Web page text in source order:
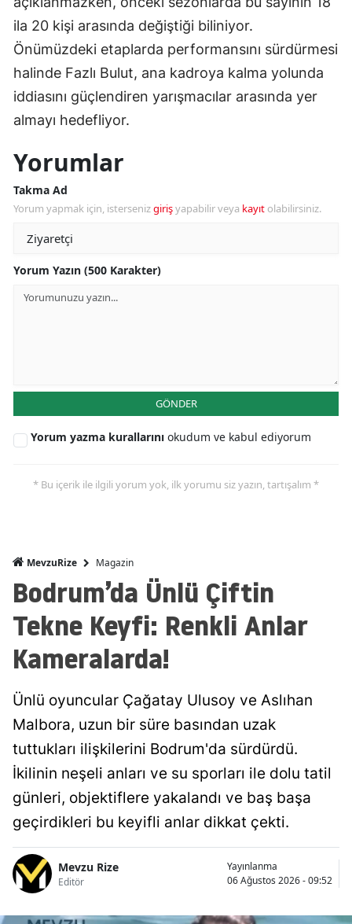
ila 20 kişi arasında değiştiği biliniyor.
Önümüzdeki etaplarda performansını sürdürmesi
halinde Fazlı Bulut, ana kadroya kalma yolunda
iddiasını güçlendiren yarışmacılar arasında yer
almayı hedefliyor.
Yorumlar
Takma Ad
Yorum yapmak için, istersenizgirişyapabilir veya kayıt olabilirsiniz.
Yorum Yazın (500 Karakter)
GÖNDER
Yorum yazma kurallarını okudum ve kabul ediyorum
* Bu içerik ile ilgili yorum yok, ilk yorumu siz yazın, tartışalım *
MevzuRize Magazin
Bodrum’da Ünlü Çiftin
Tekne Keyfi: Renkli Anlar
Kameralarda!
Ünlü oyuncular Çağatay Ulusoy ve Aslıhan
Malbora, uzun bir süre basından uzak
tuttukları ilişkilerini Bodrum'da sürdürdü.
İkilinin neşeli anları ve su sporları ile dolu tatil
günleri, objektiflere yakalandı ve baş başa
geçirdikleri bu keyifli anlar dikkat çekti.
Mevzu Rize
Editör
Yayınlanma
06 Ağustos 2026 - 09:52